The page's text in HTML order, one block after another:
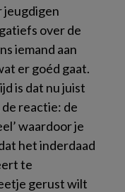
jeugdigen
over de
iemand aan
er goéd gaat.
is dat nu juist
reactie: de
waardoor je
het inderdaad
te
gerust wilt